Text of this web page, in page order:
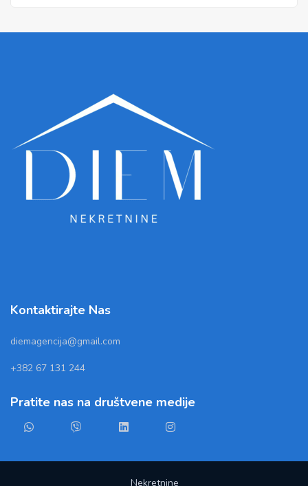
Kontaktirajte Nas
diemagencija@gmail.com
+382 67 131 244
Pratite nas na društvene medije
Nekretnine